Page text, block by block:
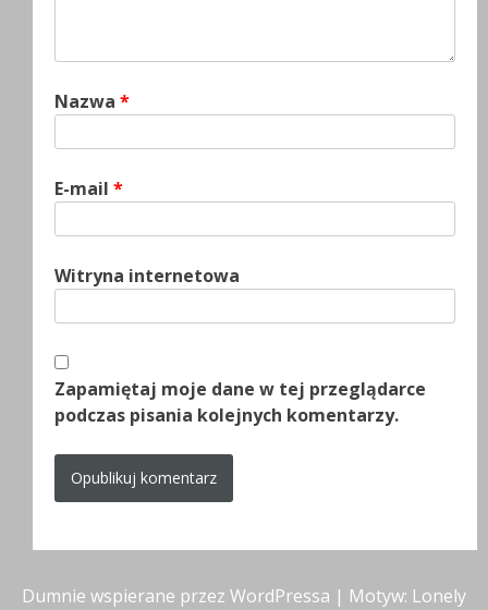
Nazwa *
E-mail *
Witryna internetowa
Zapamiętaj moje dane w tej przeglądarce
podczas pisania kolejnych komentarzy.
Dumnie wspierane przez WordPressa | Motyw: Lonely